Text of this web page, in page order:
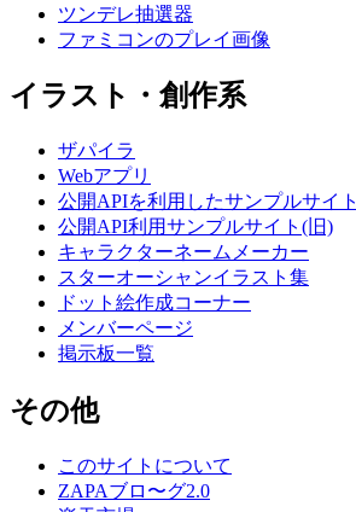
ツンデレ抽選器
ファミコンのプレイ画像
イラスト・創作系
ザパイラ
Webアプリ
公開APIを利用したサンプルサイト
公開API利用サンプルサイト(旧)
キャラクターネームメーカー
スターオーシャンイラスト集
ドット絵作成コーナー
メンバーページ
掲示板一覧
その他
このサイトについて
ZAPAブロ〜グ2.0